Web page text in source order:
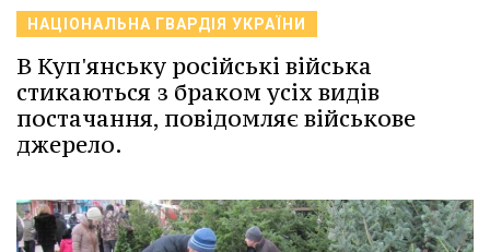
НАЦІОНАЛЬНА ГВАРДІЯ УКРАЇНИ
В Куп'янську російські війська
стикаються з браком усіх видів
постачання, повідомляє військове
джерело.